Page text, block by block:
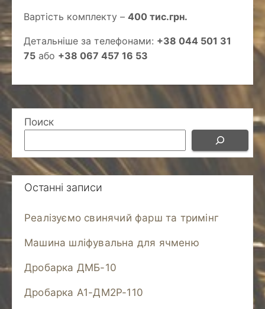
Вартість комплекту – 400 тис.грн.
Детальніше за телефонами: +38 044 501 31
75 або +38 067 457 16 53
Поиск
Останні записи
Реалізуємо свинячий фарш та тримінг
Машина шліфувальна для ячменю
Дробарка ДМБ-10
Дробарка А1-ДМ2Р-110